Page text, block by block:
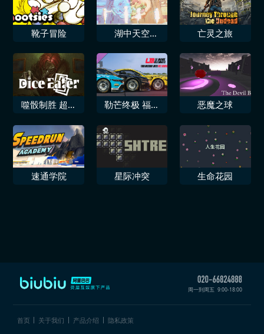
靴子冒险
湖中天空
LACU
亡灵之旅
噬骰制胜 超自
勒芒终极 福特
恶魔之球
速通学院 星际冲突 生命花园
周一到周五 9:00-18:00
首页 关于我们 产品介绍 隐私政策